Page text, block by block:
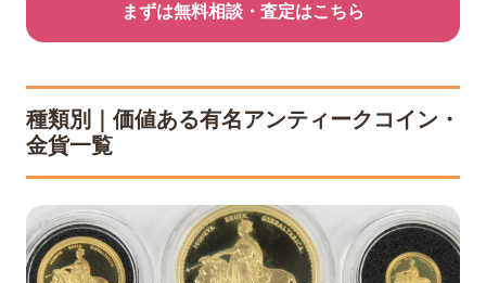
まずは無料相談・査定はこちら
種類別｜価値ある有名アンティークコイン・
金貨一覧